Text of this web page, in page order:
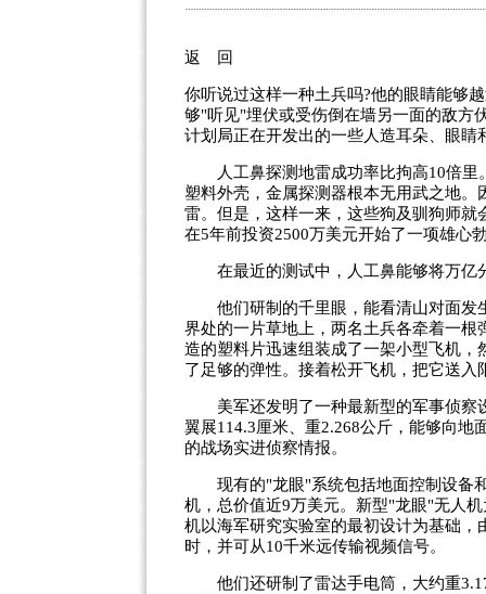
返 回
你听说过这样一种土兵吗?他的眼睛能够
够"听见"埋伏或受伤倒在墙另一面的敌方
计划局正在开发出的一些人造耳朵、眼
人工鼻探测地雷成功率比拘高10倍里
塑料外壳，金属探测器根本无用武之地
雷。但是，这样一来，这些狗及驯狗师
在5年前投资2500万美元开始了一项雄心
在最近的测试中，人工鼻能够将万亿
他们研制的千里眼，能看清山对面发
界处的一片草地上，两名土兵各牵着一
造的塑料片迅速组装成了一架小型飞机
了足够的弹性。接着松开飞机，把它送入
美军还发明了一种最新型的军事侦察
翼展114.3厘米、重2.268公斤，能够向
的战场实进侦察情报。
现有的"龙眼"系统包括地面控制设备和
机，总价值近9万美元。新型"龙眼"无人
机以海军研究实验室的最初设计为基础
时，并可从10千米远传输视频信号。
他们还研制了雷达手电筒，大约重